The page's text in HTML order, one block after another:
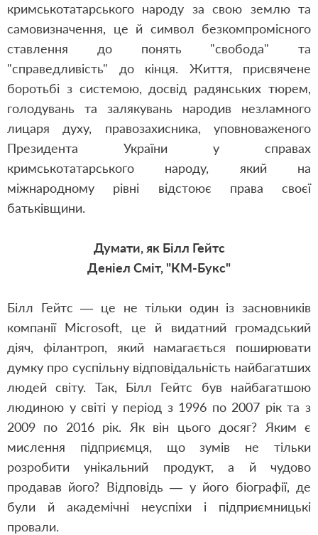
кримськотатарського народу за свою землю та
самовизначення, це й символ безкомпромісного
ставлення до понять "свобода" та
"справедливість" до кінця. Життя, присвячене
боротьбі з системою, досвід радянських тюрем,
голодувань та залякувань народив незламного
лицаря духу, правозахисника, уповноваженого
Президента України у справах
кримськотатарського народу, який на
міжнародному рівні відстоює права своєї
батьківщини.
Думати, як Білл Гейтс
Деніел Сміт, "КМ-Букс"
Білл Гейтс — це не тільки один із засновників
компанії Microsoft, це й видатний громадський
діяч, філантроп, який намагається поширювати
думку про суспільну відповідальність найбагатших
людей світу. Так, Білл Гейтс був найбагатшою
людиною у світі у період з 1996 по 2007 рік та з
2009 по 2016 рік. Як він цього досяг? Яким є
мислення підприємця, що зумів не тільки
розробити унікальний продукт, а й чудово
продавав його? Відповідь — у його біографії, де
були й академічні неуспіхи і підприємницькі
провали.